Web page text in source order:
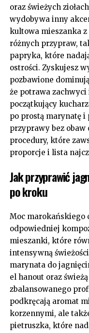
oraz świeżych
wydobywa inny
kultowa mieszanka z
różnych przypraw,
papryka, które
ostrości. Zyskujesz
pozbawione
że potrawa
początkujący
po prostą marynatę
przyprawy bez obaw
procedury, które
proporcje i lista
Jak przyprawić
po kroku
Moc
odpowiedniej
mieszanki, które
intensywną
marynata do
el hanout oraz
zbalansowanego
podkręcają aromat
korzennymi, ale
pietruszka, które